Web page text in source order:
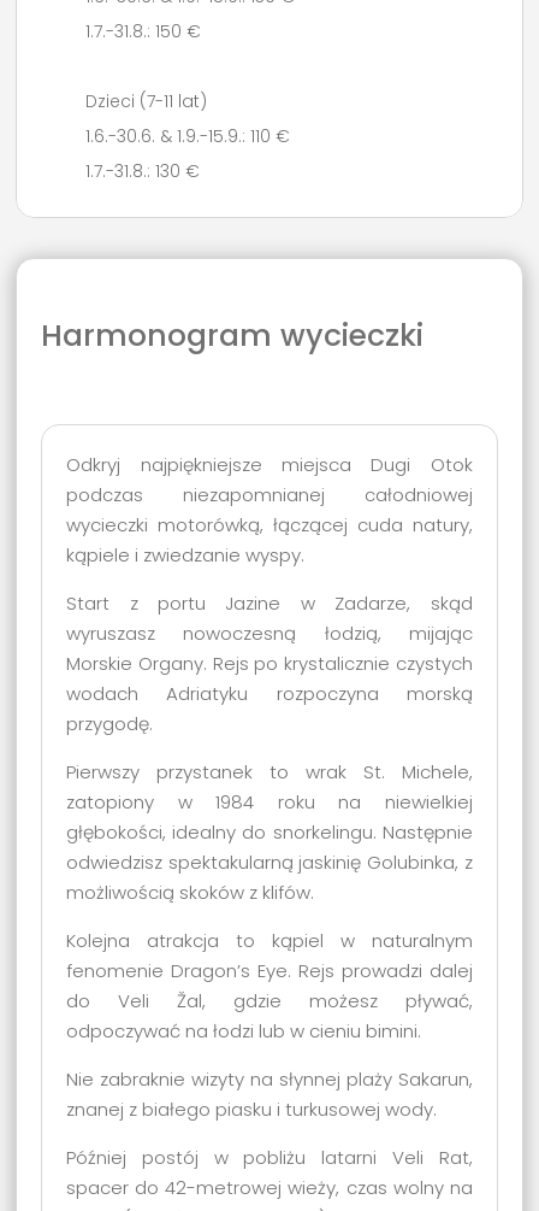
1.7.-31.8.: 150 €
Dzieci (7-11 lat)
1.6.-30.6. & 1.9.-15.9.: 110 €
1.7.-31.8.: 130 €
Harmonogram wycieczki
Odkryj najpiękniejsze miejsca Dugi Otok
podczas niezapomnianej całodniowej
wycieczki motorówką, łączącej cuda natury,
kąpiele i zwiedzanie wyspy.
Start z portu Jazine w Zadarze, skąd
wyruszasz nowoczesną łodzią, mijając
Morskie Organy. Rejs po krystalicznie czystych
wodach Adriatyku rozpoczyna morską
przygodę.
Pierwszy przystanek to wrak St. Michele,
zatopiony w 1984 roku na niewielkiej
głębokości, idealny do snorkelingu. Następnie
odwiedzisz spektakularną jaskinię Golubinka, z
możliwością skoków z klifów.
Kolejna atrakcja to kąpiel w naturalnym
fenomenie Dragon’s Eye. Rejs prowadzi dalej
do Veli Žal, gdzie możesz pływać,
odpoczywać na łodzi lub w cieniu bimini.
Nie zabraknie wizyty na słynnej plaży Sakarun,
znanej z białego piasku i turkusowej wody.
Później postój w pobliżu latarni Veli Rat,
spacer do 42-metrowej wieży, czas wolny na